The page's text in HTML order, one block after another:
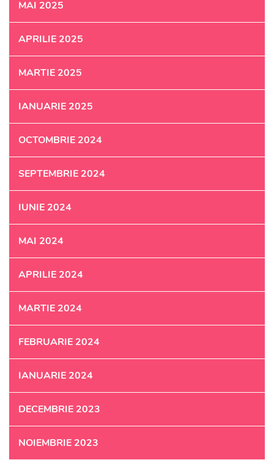
MAI 2025
APRILIE 2025
MARTIE 2025
IANUARIE 2025
OCTOMBRIE 2024
SEPTEMBRIE 2024
IUNIE 2024
MAI 2024
APRILIE 2024
MARTIE 2024
FEBRUARIE 2024
IANUARIE 2024
DECEMBRIE 2023
NOIEMBRIE 2023